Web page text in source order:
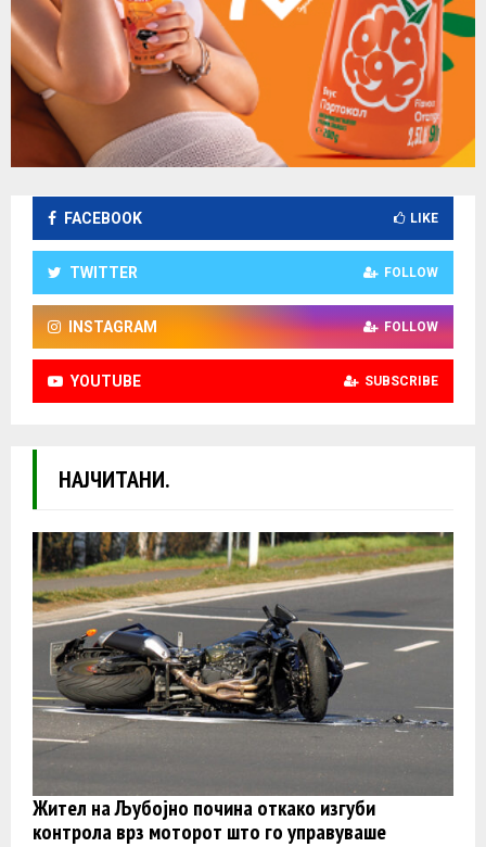
FACEBOOK LIKE
TWITTER FOLLOW
INSTAGRAM FOLLOW
YOUTUBE SUBSCRIBE
НАЈЧИТАНИ.
Жител на Љубојно почина откако изгуби
контролa врз моторот што го управуваше